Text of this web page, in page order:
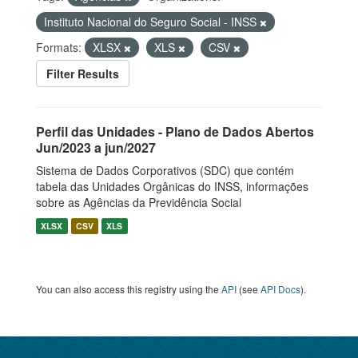
Instituto Nacional do Seguro Social - INSS
Formats:
XLSX XLS
CSV
Filter Results
Perfil das Unidades - Plano de Dados Abertos
Jun/2023 a jun/2027
Sistema de Dados Corporativos (SDC) que contém
tabela das Unidades Orgânicas do INSS, informações
sobre as Agências da Previdência Social
XLSX CSV XLS
You can also access this registry using the API (see API Docs).